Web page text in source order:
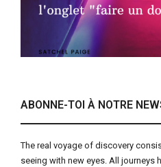
ABONNE-TOI À NOTRE
The real voyage of discovery
seeing with new eyes. All journeys